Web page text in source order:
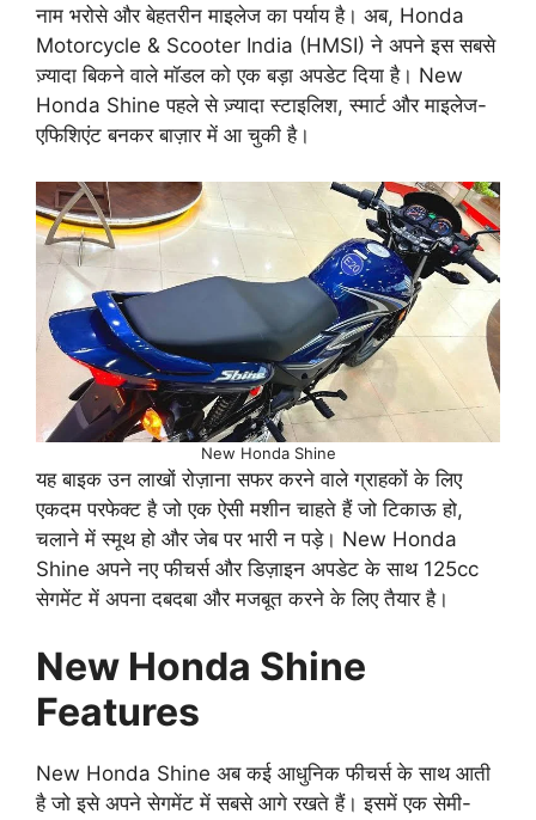
नाम भरोसे और बेहतरीन माइलेज का पर्याय है। अब, Honda
Motorcycle & Scooter India (HMSI) ने अपने इस सबसे
ज़्यादा बिकने वाले मॉडल को एक बड़ा अपडेट दिया है। New
Honda Shine पहले से ज़्यादा स्टाइलिश, स्मार्ट और माइलेज-
एफिशिएंट बनकर बाज़ार में आ चुकी है।
New Honda Shine
यह बाइक उन लाखों रोज़ाना सफर करने वाले ग्राहकों के लिए
एकदम परफेक्ट है जो एक ऐसी मशीन चाहते हैं जो टिकाऊ हो,
चलाने में स्मूथ हो और जेब पर भारी न पड़े। New Honda
Shine अपने नए फीचर्स और डिज़ाइन अपडेट के साथ 125cc
सेगमेंट में अपना दबदबा और मजबूत करने के लिए तैयार है।
New Honda Shine
Features
New Honda Shine अब कई आधुनिक फीचर्स के साथ आती
है जो इसे अपने सेगमेंट में सबसे आगे रखते हैं। इसमें एक सेमी-